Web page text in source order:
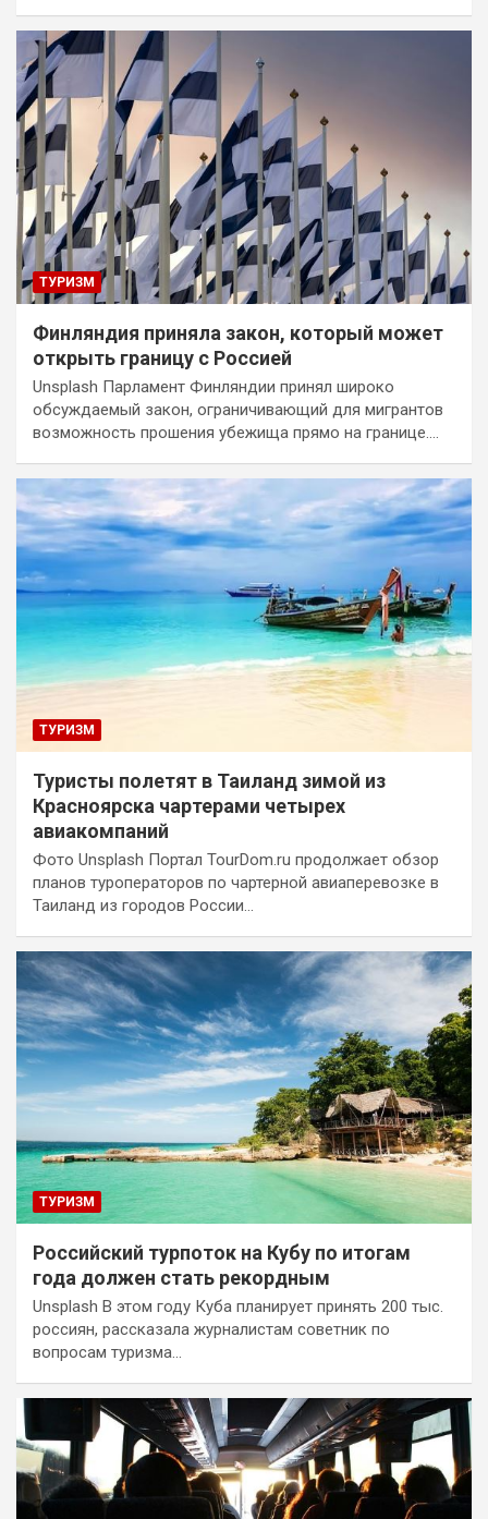
ТУРИЗМ
Финляндия приняла закон, который может
открыть границу с Россией
Unsplash Парламент Финляндии принял широко
обсуждаемый закон, ограничивающий для мигрантов
возможность прошения убежища прямо на границе.…
ТУРИЗМ
Туристы полетят в Таиланд зимой из
Красноярска чартерами четырех
авиакомпаний
Фото Unsplash Портал TourDom.ru продолжает обзор
планов туроператоров по чартерной авиаперевозке в
Таиланд из городов России…
ТУРИЗМ
Российский турпоток на Кубу по итогам
года должен стать рекордным
Unsplash В этом году Куба планирует принять 200 тыс.
россиян, рассказала журналистам советник по
вопросам туризма…